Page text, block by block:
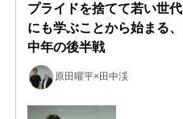
プライドを捨てて若い世代
にも学ぶことから始まる、
中年の後半戦
原田曜平×田中渓